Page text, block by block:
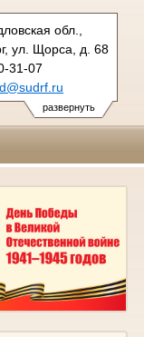
развернуть
обл.,
ул. Щорса, д. 68
31-07